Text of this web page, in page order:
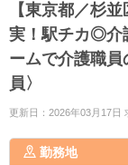
【東京都／杉
実！駅チカ◎介
ームで介護職
員〉
更新日：2026年03月17日
勤務地